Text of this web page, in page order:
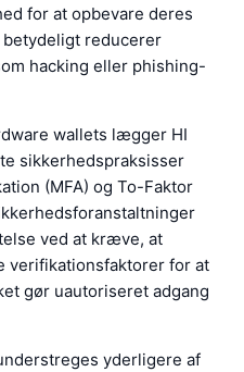
for at opbevare deres
reducerer
hacking eller phishing-
wallets lægger HI
sikkerhedspraksisser
(MFA) og To-Faktor
ved at kræve, at
verifikationsfaktorer for at
gør uautoriseret adgang
yderligere af